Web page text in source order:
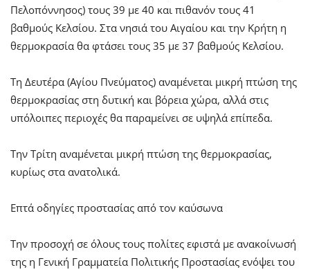
Πελοπόννησος) τους 39 με 40 και πιθανόν τους 41
βαθμούς Κελσίου. Στα νησιά του Αιγαίου και την Κρήτη η
θερμοκρασία θα φτάσει τους 35 με 37 βαθμούς Κελσίου.
Τη Δευτέρα (Αγίου Πνεύματος) αναμένεται μικρή πτώση της
θερμοκρασίας στη δυτική και βόρεια χώρα, αλλά στις
υπόλοιπες περιοχές θα παραμείνει σε υψηλά επίπεδα.
Την Τρίτη αναμένεται μικρή πτώση της θερμοκρασίας,
κυρίως στα ανατολικά.
Επτά οδηγίες προστασίας από τον καύσωνα
Την προσοχή σε όλους τους πολίτες εφιστά με ανακοίνωσή
της η Γενική Γραμματεία Πολιτικής Προστασίας ενόψει του